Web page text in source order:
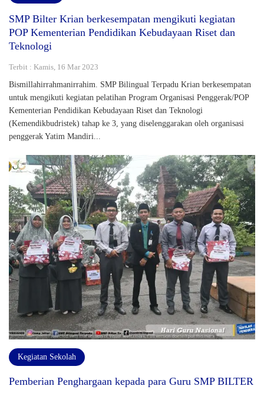
SMP Bilter Krian berkesempatan mengikuti kegiatan
POP Kementerian Pendidikan Kebudayaan Riset dan
Teknologi
Terbit : Kamis, 16 Mar 2023
Bismillahirrahmanirrahim. SMP Bilingual Terpadu Krian berkesempatan
untuk mengikuti kegiatan pelatihan Program Organisasi Penggerak/POP
Kementerian Pendidikan Kebudayaan Riset dan Teknologi
(Kemendikbudristek) tahap ke 3, yang diselenggarakan oleh organisasi
penggerak Yatim Mandiri...
Kegiatan Sekolah
Pemberian Penghargaan kepada para Guru SMP BILTER